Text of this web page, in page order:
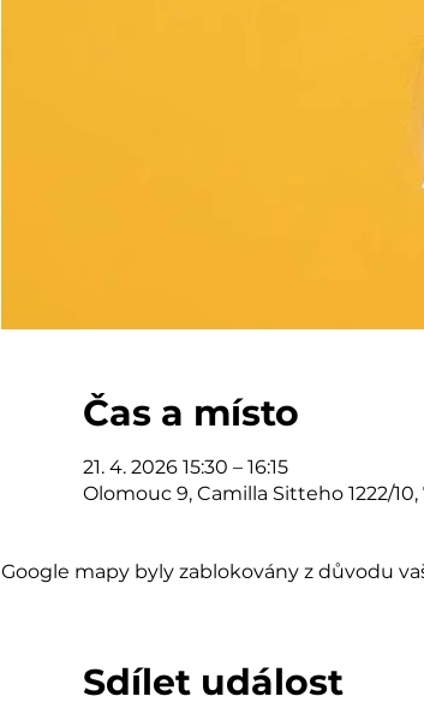
Čas a místo
21. 4. 2026 15:30 – 16:15
Olomouc 9, Camilla Sitteho 1222/
Google mapy byly zablokovány z důvodu
Sdílet událost